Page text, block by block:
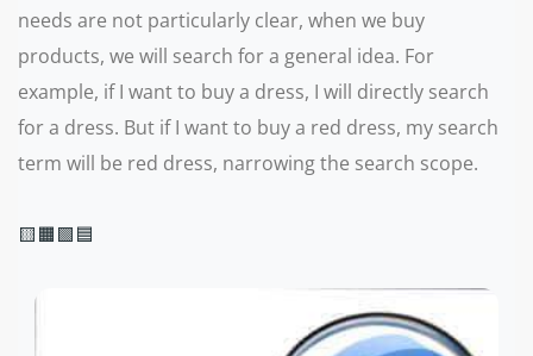
needs are not particularly clear, when we buy
products, we will search for a general idea. For
example, if I want to buy a dress, I will directly search
for a dress. But if I want to buy a red dress, my search
term will be red dress, narrowing the search scope.
🟨🟧🟩🟦